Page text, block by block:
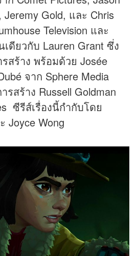
Jeremy Gold, และ Chris
Television และ
เดียวกับ Lauren Grant ซึ่ง
สร้าง พร้อมด้วย Josée
จาก Sphere Media
สร้าง Russell Goldman
ซีรีส์เรื่องนี้กำกับโดย
Joyce Wong